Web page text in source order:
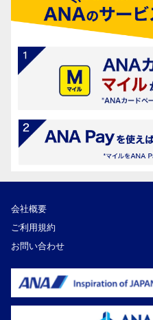
会社概要
ご利用規約
お問い合わせ